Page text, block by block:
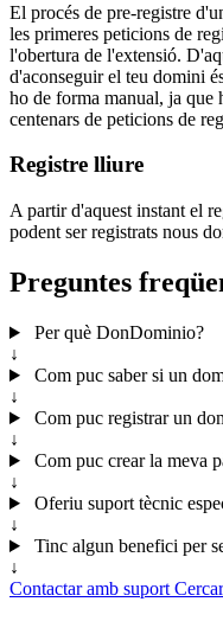
El procés de pre-registre
les primeres peticions de
l'obertura de l'extensió.
d'aconseguir el teu domini
ho de forma manual, ja que
centenars de peticions de
Registre lliure
A partir d'aquest instant el
podent ser registrats nous
Preguntes
Per què DonDominio?
↓
Com puc saber si un
↓
Com puc registrar un
↓
Com puc crear la meva
↓
Oferiu suport tècnic
↓
Tinc algun benefici per
↓
Contactar amb suport